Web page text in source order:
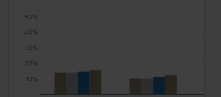
10%
20%
30%
40%
50%